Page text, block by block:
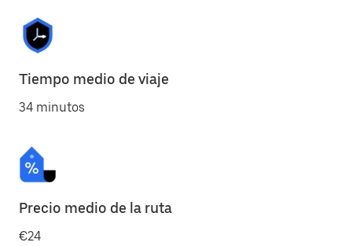
Tiempo medio de viaje
34 minutos
Precio medio de la ruta
€24